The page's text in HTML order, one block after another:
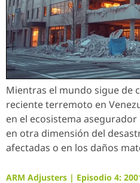
Mientras el mundo sigue de
reciente terremoto en
en el ecosistema
en otra dimensión del
afectadas o en los daños
ARM Adjusters | Episodio 4: